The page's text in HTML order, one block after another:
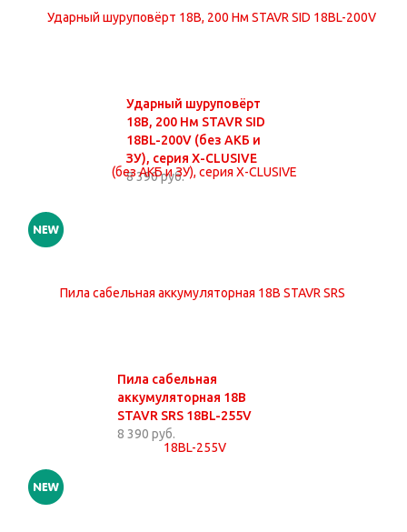
Ударный шуруповёрт
18В, 200 Нм STAVR SID
18BL-200V (без АКБ и
ЗУ), серия X-CLUSIVE
8 390 руб.
Пила сабельная
аккумуляторная 18В
STAVR SRS 18BL-255V
8 390 руб.